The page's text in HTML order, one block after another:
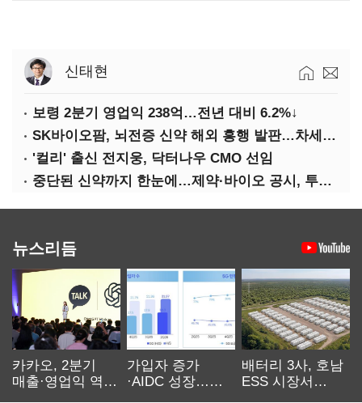
신태현
보령 2분기 영업익 238억…전년 대비 6.2%↓
SK바이오팜, 뇌전증 신약 해외 흥행 발판…차세대 신약 개발 속도
'컬리' 출신 전지웅, 닥터나우 CMO 선임
중단된 신약까지 한눈에…제약·바이오 공시, 투명해진다
뉴스리듬
카카오, 2분기
매출·영업익 역대
가입자 증가
·AIDC 성장…
배터리 3사, 호남
ESS 시장서